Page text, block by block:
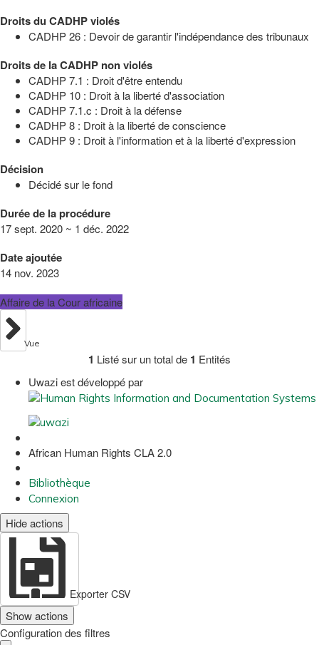
Droits du CADHP violés
CADHP 26 : Devoir de garantir l'indépendance des tribunaux
Droits de la CADHP non violés
CADHP 7.1 : Droit d'être entendu
CADHP 10 : Droit à la liberté d'association
CADHP 7.1.c : Droit à la défense
CADHP 8 : Droit à la liberté de conscience
CADHP 9 : Droit à l'information et à la liberté d'expression
Décision
Décidé sur le fond
Durée de la procédure
17 sept. 2020 ~ 1 déc. 2022
Date ajoutée
14 nov. 2023
Affaire de la Cour africaine
Vue
1 Listé sur un total de 1 Entités
Uwazi est développé par
African Human Rights CLA 2.0
Bibliothèque
Connexion
Hide actions
Exporter CSV
Show actions
Configuration des filtres